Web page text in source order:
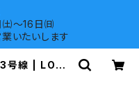
㈯～16日㈰
いたいします
号線 | LOVE